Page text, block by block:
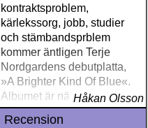
kontraktsproblem,
kärlekssorg, jobb, studier
och stämbandsprblem
kommer äntligen Terje
Nordgardens debutplatta,
»A Brighter Kind Of Blue«.
Albumet är nära, enkelt och
ärligt och handlar om
upplevelser och historier
Håkan Olsson
Recension